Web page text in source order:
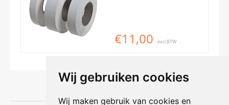
Wij gebruiken cookies
Wij maken gebruik van cookies en
€11,00 excl.BTW